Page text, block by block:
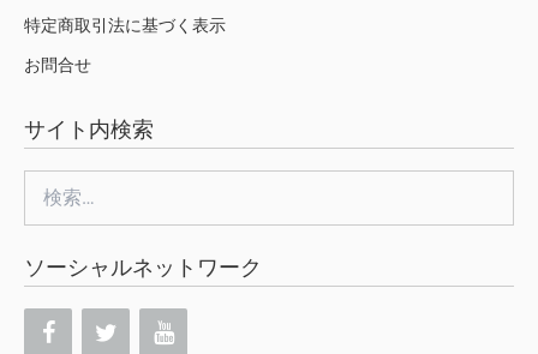
特定商取引法に基づく表示
お問合せ
サイト内検索
索:
ソーシャルネットワーク